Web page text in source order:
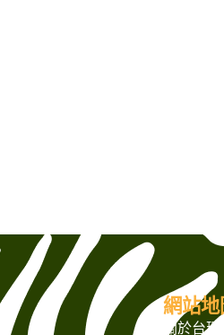
網站地
關於台璟